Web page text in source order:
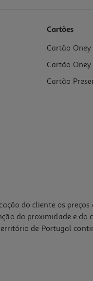
Cartões
Cartão Oney
Cartão Oney
Cartão
do cliente os preços
da proximidade e do
de Portugal